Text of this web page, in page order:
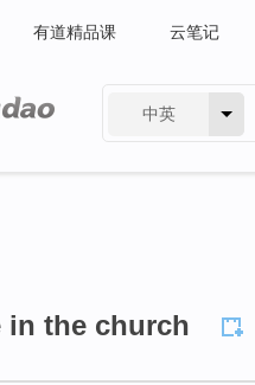
有道精品课 云笔记
中英
in the church